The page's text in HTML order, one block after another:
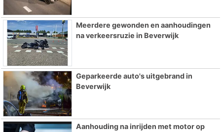
Meerdere gewonden en aanhoudingen
na verkeersruzie in Beverwijk
Geparkeerde auto's uitgebrand in
Beverwijk
Aanhouding na inrijden met motor op